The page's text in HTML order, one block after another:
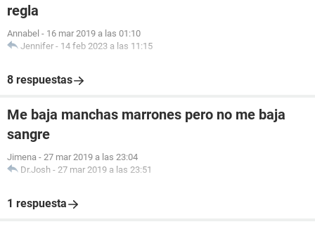
regla
Annabel - 16 mar 2019 a las 01:10
Jennifer - 14 feb 2023 a las 11:15
8 respuestas
Me baja manchas marrones pero no me baja
sangre
Jimena - 27 mar 2019 a las 23:04
Dr.Josh - 27 mar 2019 a las 23:51
1 respuesta